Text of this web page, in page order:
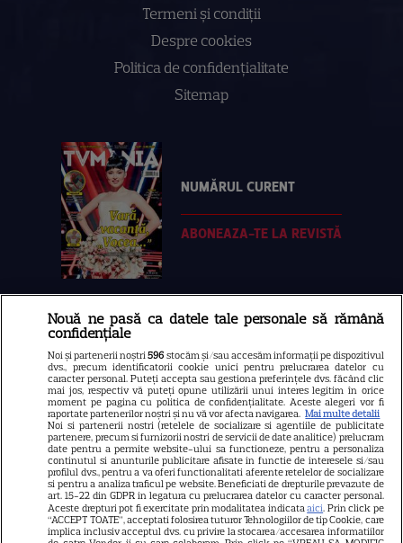
Termeni și condiții
Despre cookies
Politica de confidenţialitate
Sitemap
NUMĂRUL CURENT
ABONEAZA-TE LA REVISTĂ
Libertatea
Libertatea pentru femei
GSP
Știri mondene
Avantaje
Elle
Unica
Retete practice
Nouă ne pasă ca datele tale personale să rămână
confidențiale
Noi și partenerii noștri596 stocăm și/sau accesăm informații pe dispozitivul
dvs., precum identificatorii cookie unici pentru prelucrarea datelor cu
caracter personal. Puteți accepta sau gestiona preferințele dvs. făcând clic
mai jos, respectiv vă puteți opune utilizării unui interes legitim în orice
moment pe pagina cu politica de confidențialitate. Aceste alegeri vor fi
raportate partenerilor noștri și nu vă vor afecta navigarea. Mai multe detalii
Noi si partenerii nostri (retelele de socializare si agentiile de publicitate
partenere, precum si furnizorii nostri de servicii de date analitice) prelucram
date pentru a permite website-ului sa functioneze, pentru a personaliza
continutul si anunturile publicitare afisate in functie de interesele si/sau
profilul dvs., pentru a va oferi functionalitati aferente retelelor de socializare
si pentru a analiza traficul pe website. Beneficiati de drepturile prevazute de
art. 15-22 din GDPR in legatura cu prelucrarea datelor cu caracter personal.
Aceste drepturi pot fi exercitate prin modalitatea indicataaici. Prin click pe
“ACCEPT TOATE”, acceptati folosirea tuturor Tehnologiilor de tip Cookie, care
implica inclusiv acceptul dvs. cu privire la stocarea/accesarea informatiilor